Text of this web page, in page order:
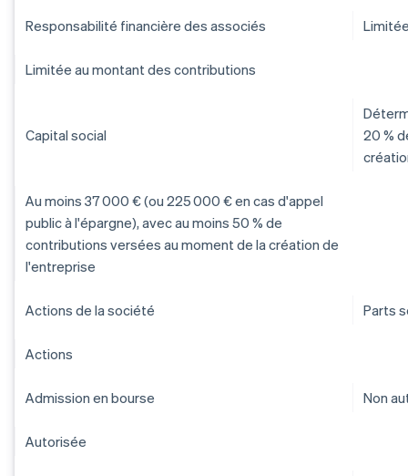
Responsabilité financière des associés
Limitée au montant des contributions
Capital social
20 %
Au moins 37 000 € (ou 225 000 € en cas d'appel
public à l'épargne), avec au moins 50 % de
contributions versées au moment de la création de
l'entreprise
Actions de la société Parts
Actions
Admission en bourse Non
Autorisée